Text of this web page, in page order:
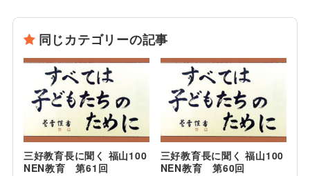
同じカテゴリーの記事
三好教育長に聞く 福山100
NEN教育 第61回
三好教育長に聞く 福山100
NEN教育 第60回